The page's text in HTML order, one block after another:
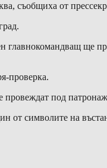
съобщиха от
главнокомандващ ще
проверка.
провеждат под
символите на